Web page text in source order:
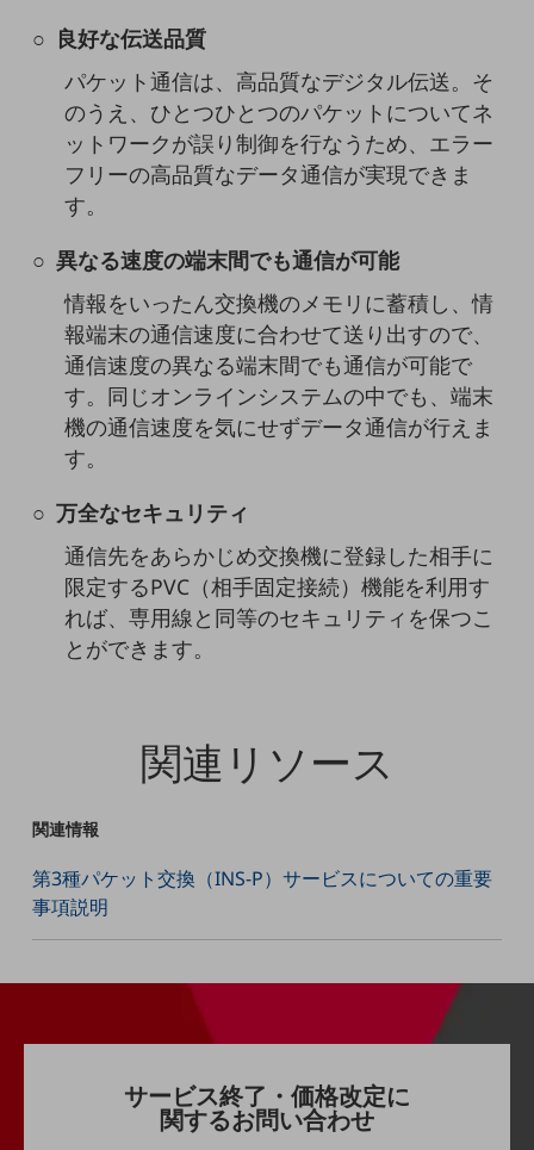
自治体
一次産業
医療・介護
モビリティ
製造・建設業
キーワードで探す
モバイルTOP
法人向けスマホ・携帯に関する、
おすすめの機種、料金やサービスをご紹介
製品TOP
ビジネス向けスマートフォン
タフネススマートフォン
データ通信製品
通信モジュール製品
衛星携帯電話
IOT完了済みメーカーブランド製品
料金
料金TOP
5Gデータプラス
良好な伝送品質
パケット通信は、高品質なデジタル伝送。そ
のうえ、ひとつひとつのパケットについてネ
ットワークが誤り制御を行なうため、エラー
フリーの高品質なデータ通信が実現できま
す。
異なる速度の端末間でも通信が可能
情報をいったん交換機のメモリに蓄積し、情
報端末の通信速度に合わせて送り出すので、
通信速度の異なる端末間でも通信が可能で
す。同じオンラインシステムの中でも、端末
機の通信速度を気にせずデータ通信が行えま
す。
万全なセキュリティ
通信先をあらかじめ交換機に登録した相手に
限定するPVC（相手固定接続）機能を利用す
れば、専用線と同等のセキュリティを保つこ
とができます。
関連リソース
関連情報
第3種パケット交換（INS-P）サービスについての重要
事項説明
サービス終了・価格改定に
関するお問い合わせ